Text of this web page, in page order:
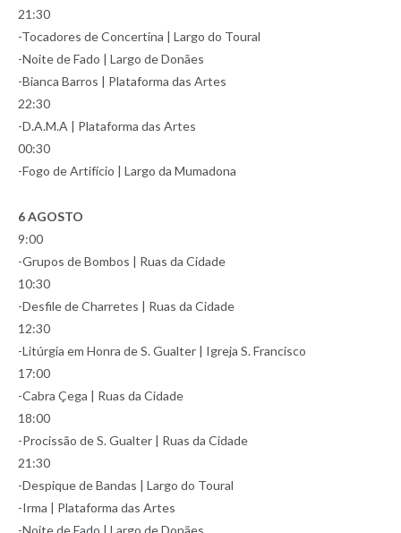
21:30
-Tocadores de Concertina | Largo do Toural
-Noite de Fado | Largo de Donães
-Bianca Barros | Plataforma das Artes
22:30
-D.A.M.A | Plataforma das Artes
00:30
-Fogo de Artifício | Largo da Mumadona
6 AGOSTO
9:00
-Grupos de Bombos | Ruas da Cidade
10:30
-Desfile de Charretes | Ruas da Cidade
12:30
-Litúrgia em Honra de S. Gualter | Igreja S. Francisco
17:00
-Cabra Çega | Ruas da Cidade
18:00
-Procissão de S. Gualter | Ruas da Cidade
21:30
-Despique de Bandas | Largo do Toural
-Irma | Plataforma das Artes
-Noite de Fado | Largo de Donães